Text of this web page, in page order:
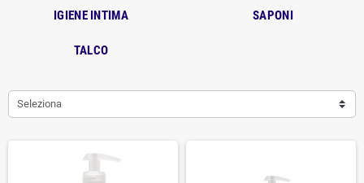
IGIENE INTIMA SAPONI
TALCO
Seleziona